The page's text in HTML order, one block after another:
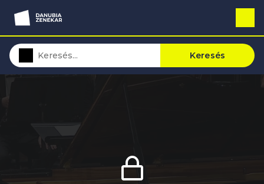
Keresés